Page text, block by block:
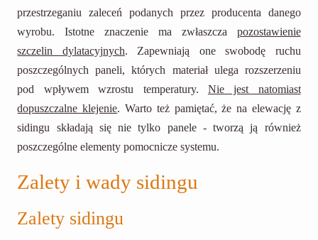
przestrzeganiu zaleceń podanych przez producenta danego
wyrobu. Istotne znaczenie ma zwłaszcza pozostawienie
szczelin dylatacyjnych. Zapewniają one swobodę ruchu
poszczególnych paneli, których materiał ulega rozszerzeniu
pod wpływem wzrostu temperatury. Nie jest natomiast
dopuszczalne klejenie. Warto też pamiętać, że na elewację z
sidingu składają się nie tylko panele - tworzą ją również
poszczególne elementy pomocnicze systemu.
Zalety i wady sidingu
Zalety sidingu